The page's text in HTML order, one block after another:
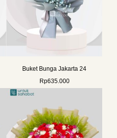
Buket Bunga Jakarta 24
Rp635.000